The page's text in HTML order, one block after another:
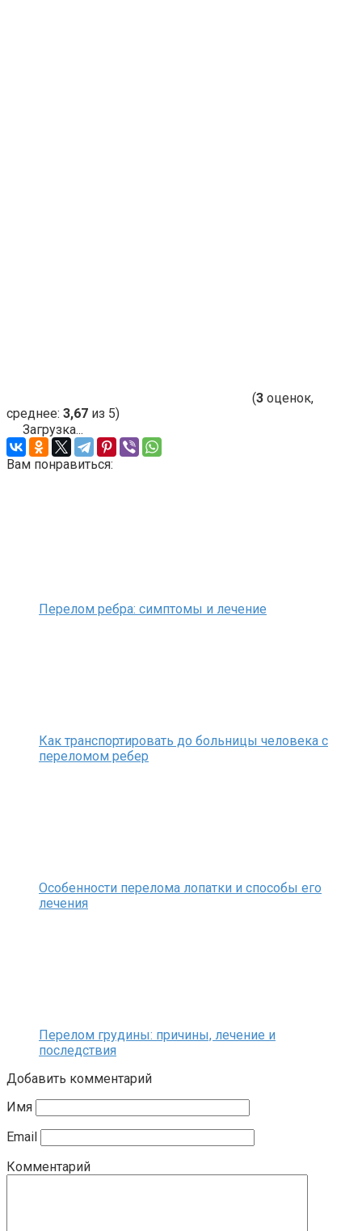
(3 оценок,
среднее: 3,67 из 5)
Загрузка...
Вам понравиться:
Перелом ребра: симптомы и лечение
Как транспортировать до больницы человека с
переломом ребер
Особенности перелома лопатки и способы его
лечения
Перелом грудины: причины, лечение и
последствия
Добавить комментарий
Имя
Email
Комментарий